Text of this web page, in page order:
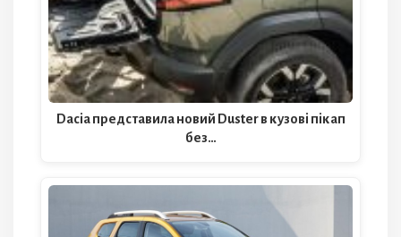
Dacia представила новий Duster в кузові пікап
без…